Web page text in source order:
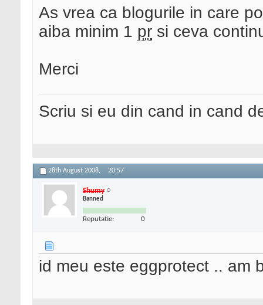
As vrea ca blogurile in care
aiba minim 1 pr si ceva
Merci
Scriu si eu din cand in cand
28th August 2008, 20:57
Shumy
Banned
Reputatie: 0
id meu este eggprotect .. am